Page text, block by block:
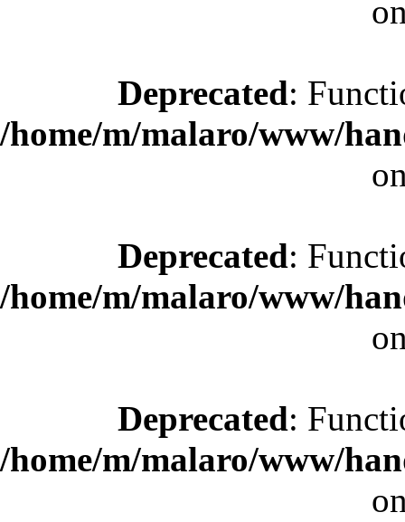
Deprecated:
/home/m/malaro/www/
Deprecated:
/home/m/malaro/www/
Deprecated:
/home/m/malaro/www/